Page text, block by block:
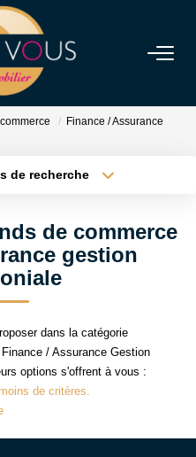
Finance / Assurance
de recherche
de commerce
gestion
dans la catégorie
/ Assurance Gestion
options s'offrent à vous :
de critères.